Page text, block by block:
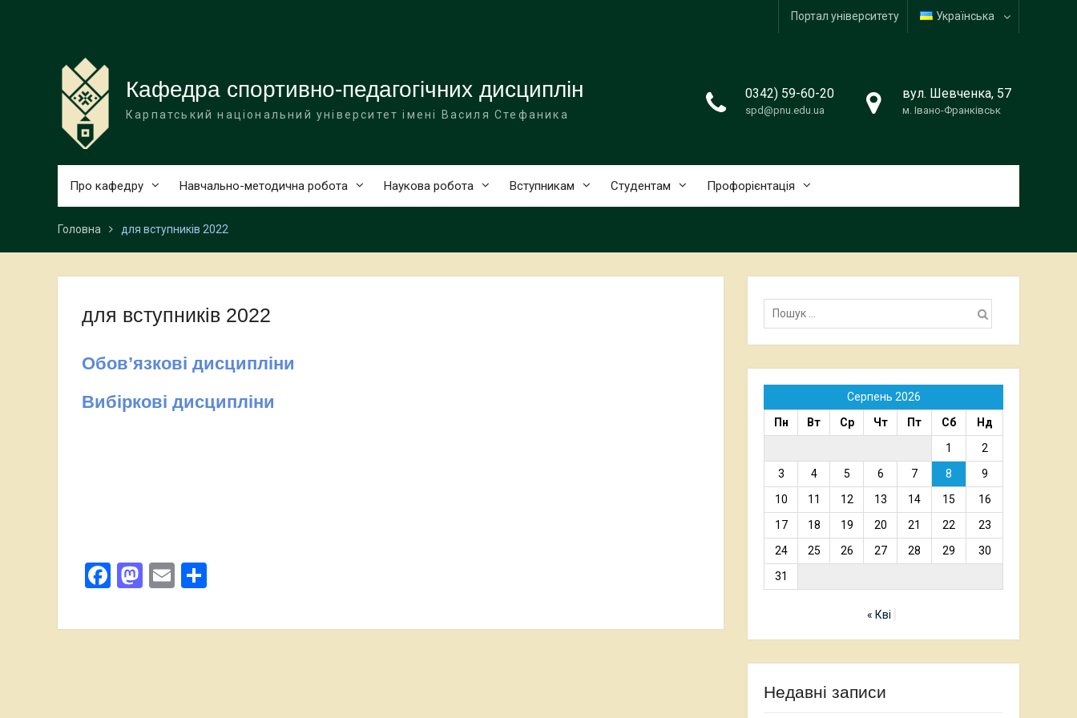
Портал університету Українська
Кафедра спортивно-педагогічних дисциплін
Карпатський національний університет імені Василя Стефаника
0342) 59-60-20
spd@pnu.edu.ua
вул. Шевченка, 57
м. Івано-Франківськ
Про кафедру Навчально-методична робота Наукова робота Вступникам Студентам Профорієнтація
Головна для вступників 2022
для вступників 2022
Обов’язкові дисципліни
Вибіркові дисципліни
Facebook
Mastodon
Email
Пошук:
Серпень 2026
Пн
Вт Ср Чт Пт Сб
Нд
1
2
3
4 5 6 7 8
9
10
11 12 13 14 15
16
17
18 19 20 21 22
23
24
25 26 27 28 29
30
31
« Кві
Недавні записи